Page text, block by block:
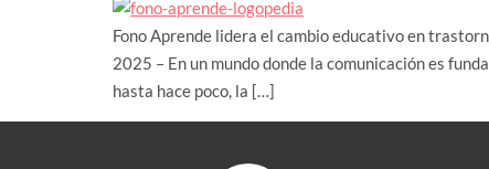
Fono Aprende lidera el cambio educativo en
2025 – En un mundo donde la comunicación es
hasta hace poco, la […]